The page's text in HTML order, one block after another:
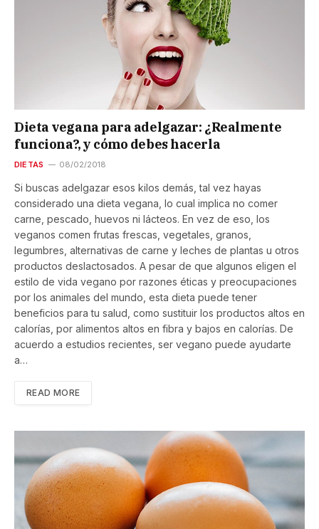
Dieta vegana para adelgazar: ¿Realmente
funciona?, y cómo debes hacerla
DIETAS 08/02/2018
Si buscas adelgazar esos kilos demás, tal vez hayas
considerado una dieta vegana, lo cual implica no comer
carne, pescado, huevos ni lácteos. En vez de eso, los
veganos comen frutas frescas, vegetales, granos,
legumbres, alternativas de carne y leches de plantas u otros
productos deslactosados. A pesar de que algunos eligen el
estilo de vida vegano por razones éticas y preocupaciones
por los animales del mundo, esta dieta puede tener
beneficios para tu salud, como sustituir los productos altos en
calorías, por alimentos altos en fibra y bajos en calorías. De
acuerdo a estudios recientes, ser vegano puede ayudarte
a…
READ MORE